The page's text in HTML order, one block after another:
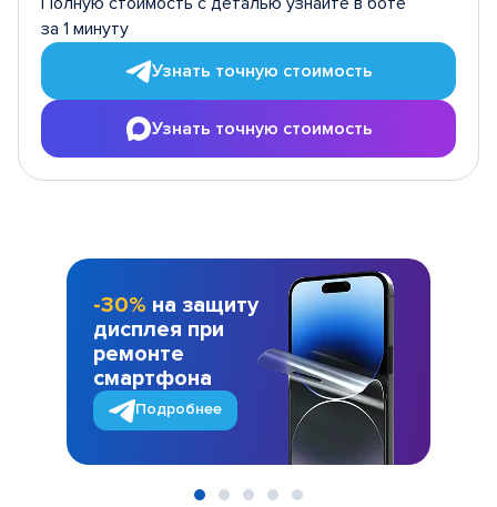
за 1 минуту
Узнать точную стоимость
Узнать точную стоимость
-30% на защиту
дисплея при
ремонте
смартфона
Подробнее